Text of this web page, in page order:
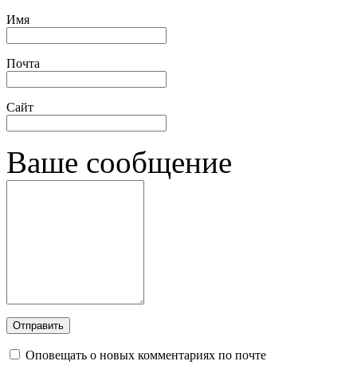
Имя
Почта
Сайт
Ваше сообщение
Оповещать о новых комментариях по почте